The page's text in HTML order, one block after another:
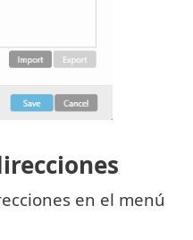
en el menú